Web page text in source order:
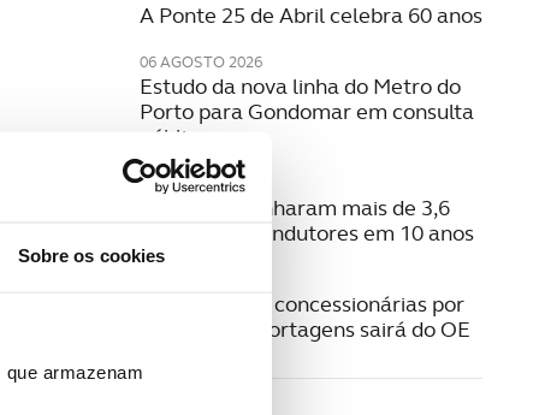
Sobre os cookies
armazenam
A Ponte 25 de Abril celebra 60 anos
06 AGOSTO 2026
Estudo da nova linha do Metro do
Porto para Gondomar em consulta
pública
06 AGOSTO 2026
Radares apanharam mais de 3,6
milhões de condutores em 10 anos
Pagamento a concessionárias por
isenção das portagens sairá do OE